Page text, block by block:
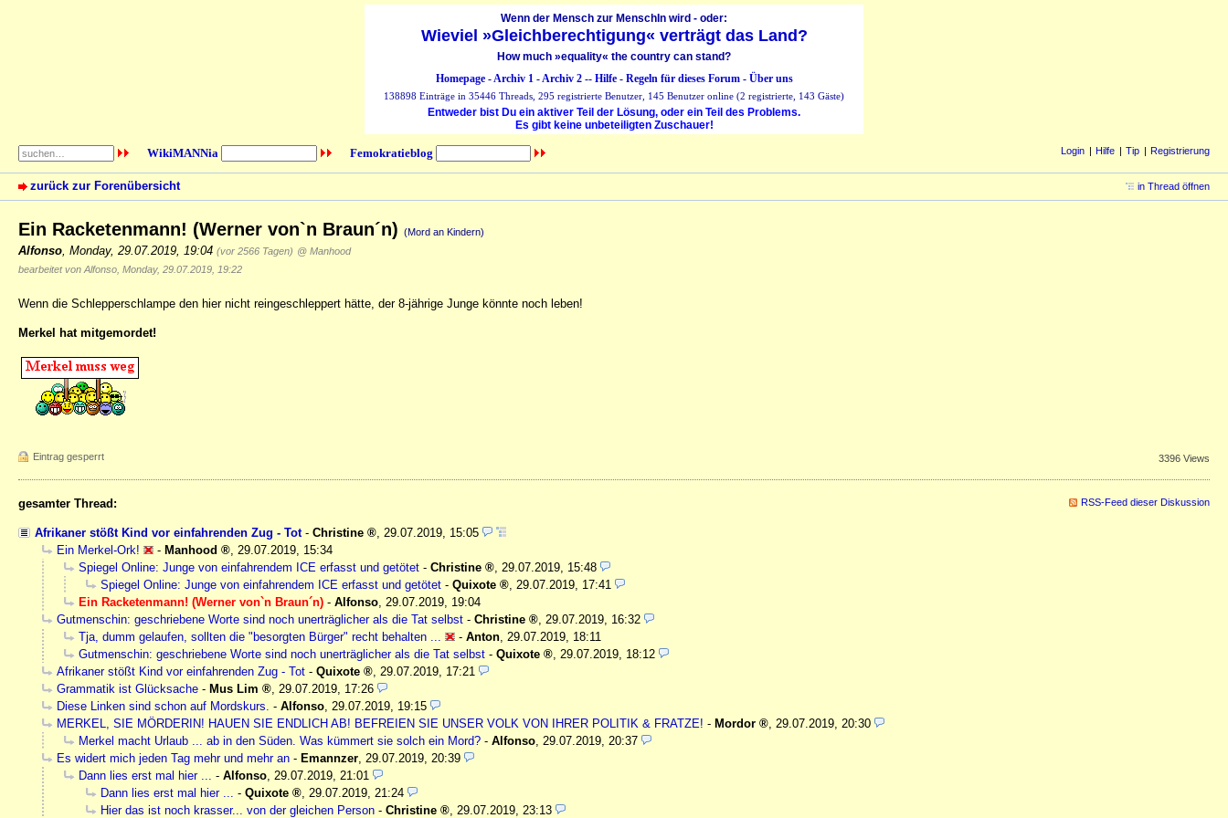
Wenn der Mensch zur MenschIn wird - oder:
Wieviel »Gleichberechtigung« verträgt das Land?
How much »equality« the country can stand?
Homepage-Archiv 1-Archiv 2-- Hilfe- Regeln für dieses Forum- Über uns
138898 Einträge in 35446 Threads, 295 registrierte Benutzer, 145 Benutzer online (2 registrierte, 143 Gäste)
Entweder bist Du ein aktiver Teil der Lösung, oder ein Teil des Problems.
Es gibt keine unbeteiligten Zuschauer!
WikiMANNia Femokratieblog Login Hilfe Tip Registrierung
zurück zur Forenübersicht in Thread öffnen
Ein Racketenmann! (Werner von`n Braun´n) (Mord an Kindern)
Alfonso Monday, 29.07.2019, 19:04 (vor 2566 Tagen) @ Manhood
bearbeitet von Alfonso, Monday, 29.07.2019, 19:22
Wenn die Schlepperschlampe den hier nicht reingeschleppert hätte, der 8-jährige Junge könnte noch leben!
Merkel hat mitgemordet!
Eintrag gesperrt 3396 Views
gesamter Thread: RSS-Feed dieser Diskussion
Afrikaner stößt Kind vor einfahrenden Zug - Tot- Christine , 29.07.2019, 15:05
Ein Merkel-Ork!
- Manhood , 29.07.2019, 15:34
Spiegel Online: Junge von einfahrendem ICE erfasst und getötet - Christine , 29.07.2019, 15:48
Spiegel Online: Junge von einfahrendem ICE erfasst und getötet - Quixote , 29.07.2019, 17:41
Ein Racketenmann! (Werner von`n Braun´n) - Alfonso, 29.07.2019, 19:04
Gutmenschin: geschriebene Worte sind noch unerträglicher als die Tat selbst - Christine , 29.07.2019, 16:32
Tja, dumm gelaufen, sollten die "besorgten Bürger" recht behalten ...
- Anton, 29.07.2019, 18:11
Gutmenschin: geschriebene Worte sind noch unerträglicher als die Tat selbst - Quixote , 29.07.2019, 18:12
Afrikaner stößt Kind vor einfahrenden Zug - Tot - Quixote , 29.07.2019, 17:21
Grammatik ist Glücksache - Mus Lim , 29.07.2019, 17:26
Diese Linken sind schon auf Mordskurs. - Alfonso, 29.07.2019, 19:15
MERKEL, SIE MÖRDERIN! HAUEN SIE ENDLICH AB! BEFREIEN SIE UNSER VOLK VON IHRER POLITIK & FRATZE! - Mordor , 29.07.2019, 20:30
Merkel macht Urlaub ... ab in den Süden. Was kümmert sie solch ein Mord? - Alfonso, 29.07.2019, 20:37
Es widert mich jeden Tag mehr und mehr an - Emannzer, 29.07.2019, 20:39
Dann lies erst mal hier ... - Alfonso, 29.07.2019, 21:01
Dann lies erst mal hier ... - Quixote , 29.07.2019, 21:24
Hier das ist noch krasser... von der gleichen Person - Christine , 29.07.2019, 23:13